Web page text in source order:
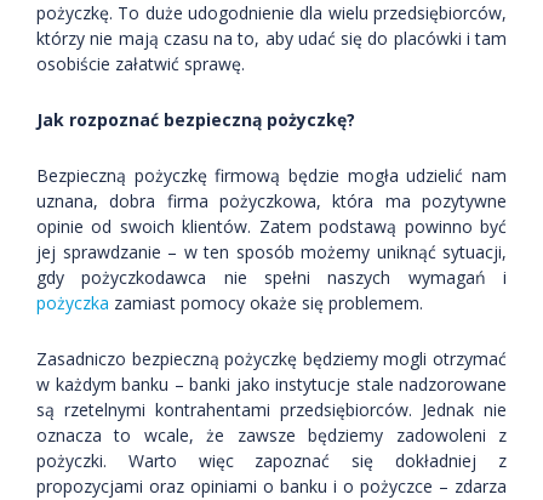
pożyczkę. To duże udogodnienie dla wielu przedsiębiorców,
którzy nie mają czasu na to, aby udać się do placówki i tam
osobiście załatwić sprawę.
Jak rozpoznać bezpieczną pożyczkę?
Bezpieczną pożyczkę firmową będzie mogła udzielić nam
uznana, dobra firma pożyczkowa, która ma pozytywne
opinie od swoich klientów. Zatem podstawą powinno być
jej sprawdzanie – w ten sposób możemy uniknąć sytuacji,
gdy pożyczkodawca nie spełni naszych wymagań i
pożyczka zamiast pomocy okaże się problemem.
Zasadniczo bezpieczną pożyczkę będziemy mogli otrzymać
w każdym banku – banki jako instytucje stale nadzorowane
są rzetelnymi kontrahentami przedsiębiorców. Jednak nie
oznacza to wcale, że zawsze będziemy zadowoleni z
pożyczki. Warto więc zapoznać się dokładniej z
propozycjami oraz opiniami o banku i o pożyczce – zdarza